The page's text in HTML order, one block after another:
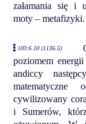
załamania się i
moty – metafizyki.
103:6.10 (1136.5)
poziomem
andiccy
cywilizowany
i Sumerów,